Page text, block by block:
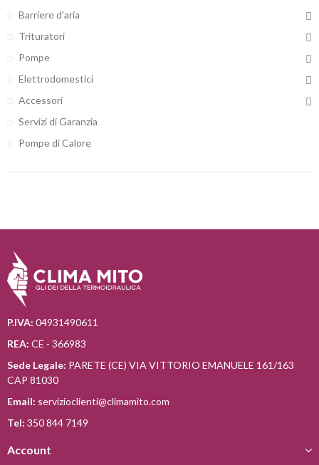
Barriere d'aria
Trituratori
Pompe
Elettrodomestici
Accessori
Servizi di Garanzia
Pompe di Calore
P.IVA: 04931490611
REA: CE - 366983
Sede Legale: PARETE (CE) VIA VITTORIO EMANUELE 161/163
CAP 81030
Email: servizioclienti@climamito.com
Tel: 350 844 7149
Account